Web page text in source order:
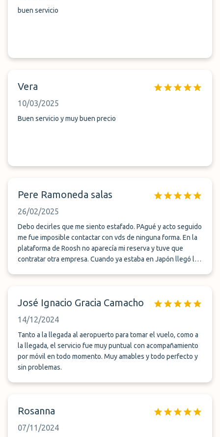
buen servicio
Vera
10/03/2025
Buen servicio y muy buen precio
Pere Ramoneda salas
26/02/2025
Debo decirles que me siento estafado. PAgué y acto seguido
me fue imposible contactar con vds de ninguna forma. En la
plataforma de Roosh no aparecía mi reserva y tuve que
contratar otra empresa. Cuando ya estaba en Japón llegó la
es que en la pag por la que contraté no encontre un modo
José Ignacio Gracia Camacho
14/12/2024
Tanto a la llegada al aeropuerto para tomar el vuelo, como a
la llegada, el servicio fue muy puntual con acompañamiento
por móvil en todo momento. Muy amables y todo perfecto y
sin problemas.
Rosanna
07/11/2024